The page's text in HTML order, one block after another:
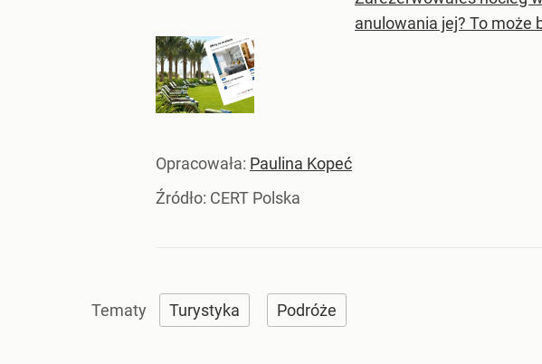
anulowania jej? To może
Opracowała: Paulina Kopeć
Źródło: CERT Polska
Turystyka Podróże